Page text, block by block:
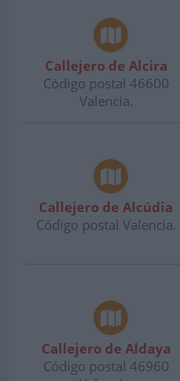
Callejero de Alcira
Código postal 46600
Valencia.
Callejero de Alcúdia
Código postal Valencia.
Callejero de Aldaya
Código postal 46960